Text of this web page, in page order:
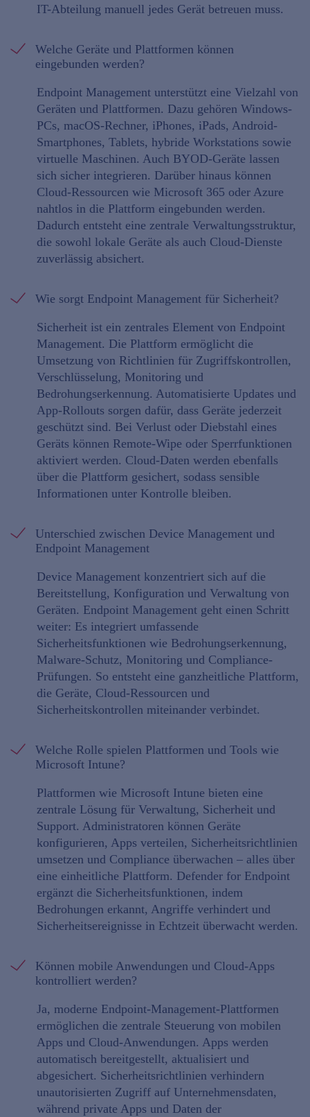
IT-Abteilung manuell jedes Gerät betreuen muss.
Welche Geräte und Plattformen können
eingebunden werden?
Endpoint Management unterstützt eine Vielzahl von
Geräten und Plattformen. Dazu gehören Windows-
PCs, macOS-Rechner, iPhones, iPads, Android-
Smartphones, Tablets, hybride Workstations sowie
virtuelle Maschinen. Auch BYOD-Geräte lassen
sich sicher integrieren. Darüber hinaus können
Cloud-Ressourcen wie Microsoft 365 oder Azure
nahtlos in die Plattform eingebunden werden.
Dadurch entsteht eine zentrale Verwaltungsstruktur,
die sowohl lokale Geräte als auch Cloud-Dienste
zuverlässig absichert.
Wie sorgt Endpoint Management für Sicherheit?
Sicherheit ist ein zentrales Element von Endpoint
Management. Die Plattform ermöglicht die
Umsetzung von Richtlinien für Zugriffskontrollen,
Verschlüsselung, Monitoring und
Bedrohungserkennung. Automatisierte Updates und
App-Rollouts sorgen dafür, dass Geräte jederzeit
geschützt sind. Bei Verlust oder Diebstahl eines
Geräts können Remote-Wipe oder Sperrfunktionen
aktiviert werden. Cloud-Daten werden ebenfalls
über die Plattform gesichert, sodass sensible
Informationen unter Kontrolle bleiben.
Unterschied zwischen Device Management und
Endpoint Management
Device Management konzentriert sich auf die
Bereitstellung, Konfiguration und Verwaltung von
Geräten. Endpoint Management geht einen Schritt
weiter: Es integriert umfassende
Sicherheitsfunktionen wie Bedrohungserkennung,
Malware-Schutz, Monitoring und Compliance-
Prüfungen. So entsteht eine ganzheitliche Plattform,
die Geräte, Cloud-Ressourcen und
Sicherheitskontrollen miteinander verbindet.
Welche Rolle spielen Plattformen und Tools wie
Microsoft Intune?
Plattformen wie Microsoft Intune bieten eine
zentrale Lösung für Verwaltung, Sicherheit und
Support. Administratoren können Geräte
konfigurieren, Apps verteilen, Sicherheitsrichtlinien
umsetzen und Compliance überwachen – alles über
eine einheitliche Plattform. Defender for Endpoint
ergänzt die Sicherheitsfunktionen, indem
Bedrohungen erkannt, Angriffe verhindert und
Sicherheitsereignisse in Echtzeit überwacht werden.
Können mobile Anwendungen und Cloud-Apps
kontrolliert werden?
Ja, moderne Endpoint-Management-Plattformen
ermöglichen die zentrale Steuerung von mobilen
Apps und Cloud-Anwendungen. Apps werden
automatisch bereitgestellt, aktualisiert und
abgesichert. Sicherheitsrichtlinien verhindern
unautorisierten Zugriff auf Unternehmensdaten,
während private Apps und Daten der